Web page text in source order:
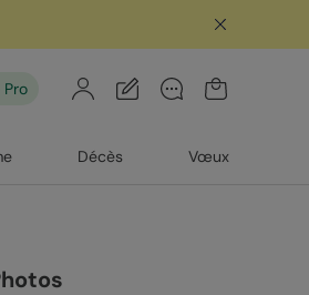
Pro
Décès Vœux